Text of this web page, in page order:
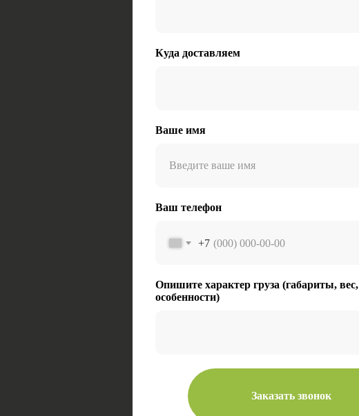
Куда доставляем
Ваше имя
Ваш телефон
+7
Опишите характер груза (габариты, вес,
особенности)
Заказать звонок